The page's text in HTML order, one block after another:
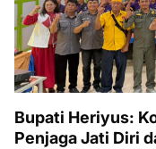
Bupati Heriyus:
Penjaga Jati Diri